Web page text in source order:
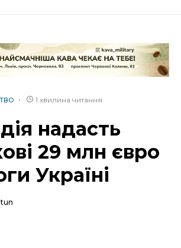
1 хвилина читання
надасть
29 млн євро
Україні